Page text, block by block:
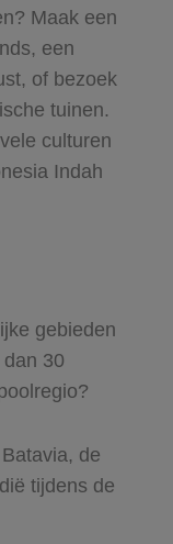
Maak een
een
of bezoek
tuinen.
culturen
Indah
gebieden
30
de
tijdens de